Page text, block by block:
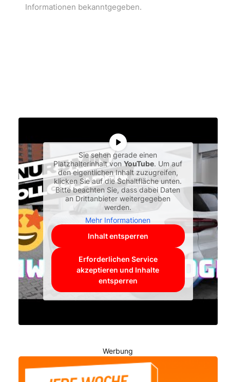
Informationen bekanntgegeben.
Sie sehen gerade einen
Platzhalterinhalt vonYouTube. Um auf
den eigentlichen Inhalt zuzugreifen,
klicken Sie auf die Schaltfläche unten.
Bitte beachten Sie, dass dabei Daten
an Drittanbieter weitergegeben
werden.
Mehr Informationen
Inhalt entsperren
Erforderlichen Service
akzeptieren und Inhalte
entsperren
Werbung